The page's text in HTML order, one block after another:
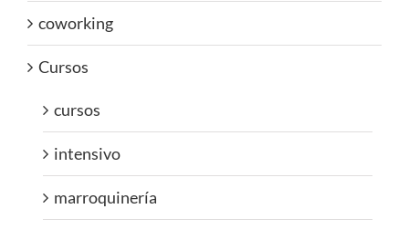
coworking
Cursos
cursos
intensivo
marroquinería